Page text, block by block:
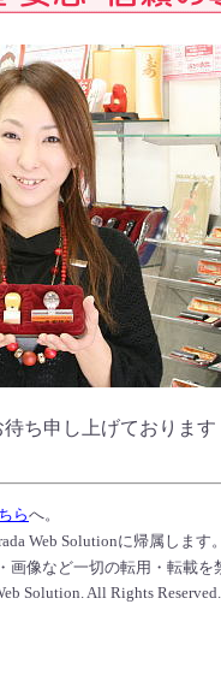
ち申し上げております
らへ。
Web Solutionに帰属します
画像など一切の転用・転載を
Solution. All Rights Reserved.